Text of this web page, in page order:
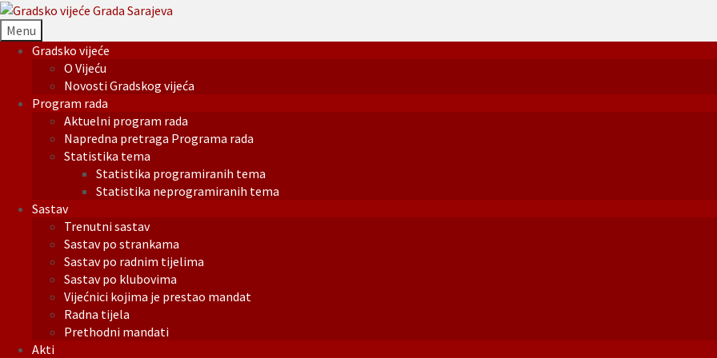
Menu
Gradsko vijeće
O Vijeću
Novosti Gradskog vijeća
Program rada
Aktuelni program rada
Napredna pretraga Programa rada
Statistika tema
Statistika programiranih tema
Statistika neprogramiranih tema
Sastav
Trenutni sastav
Sastav po strankama
Sastav po radnim tijelima
Sastav po klubovima
Vijećnici kojima je prestao mandat
Radna tijela
Prethodni mandati
Akti